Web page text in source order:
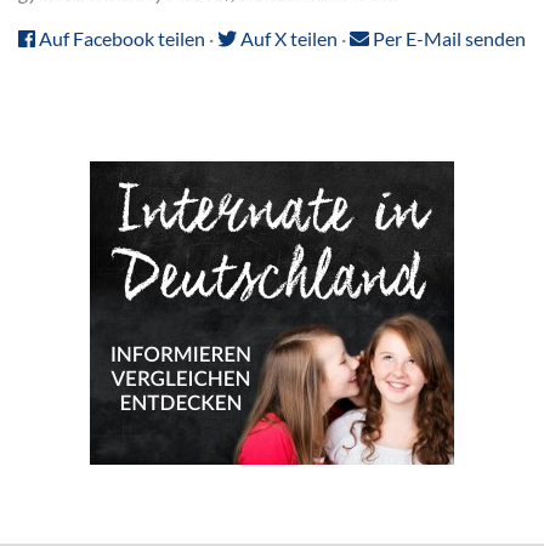
Auf Facebook teilen · Auf X teilen · Per E-Mail senden